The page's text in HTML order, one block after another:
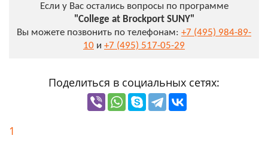
Если у Вас остались вопросы по программе
"College at Brockport SUNY"
Вы можете позвонить по телефонам: +7 (495) 984-89-
10 и +7 (495) 517-05-29
Поделиться в социальных сетях:
1